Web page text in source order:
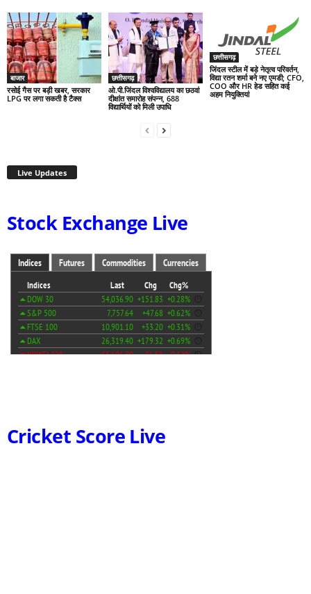
बाजार
रसोई गैस पर बड़ी खबर, सरकार
LPG पर लगा सकती है टैक्स
छत्तीसगढ़
ओ.पी.जिंदल विश्वविद्यालय का छठवां
दीक्षांत समारोह संपन्न, 688
विद्यार्थियों को मिली उपाधि
छत्तीसगढ़
जिंदल स्टील में बड़े नेतृत्व परिवर्तन,
विद्या रतन शर्मा बने नए एमडी; CFO,
COO और HR हेड सहित कई
अहम नियुक्तियां
Live Updates
Stock Exchange Live
Cricket Score Live